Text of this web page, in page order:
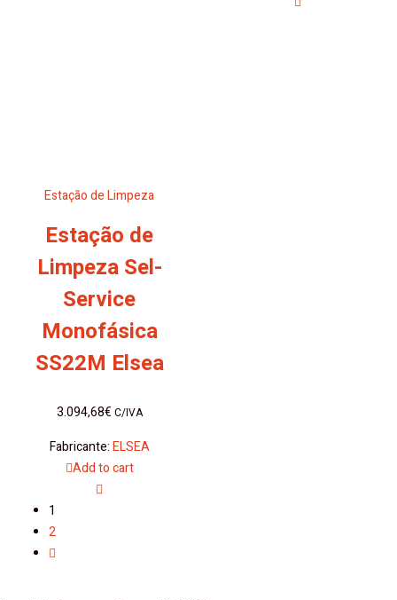
Estação de Limpeza
Estação de
Limpeza Sel-
Service
Monofásica
SS22M Elsea
3.094,68€ C/IVA
Fabricante:ELSEA
Add to cart
1
2